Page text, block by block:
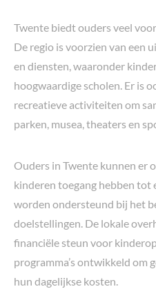
Twente biedt ouders veel
De regio is voorzien van een
en diensten, waaronder
hoogwaardige scholen. Er is
recreatieve activiteiten om
parken, musea, theaters en
Ouders in Twente kunnen er
kinderen toegang hebben tot
worden ondersteund bij het
doelstellingen. De lokale
financiële steun voor
programma’s ontwikkeld om
hun dagelijkse kosten.